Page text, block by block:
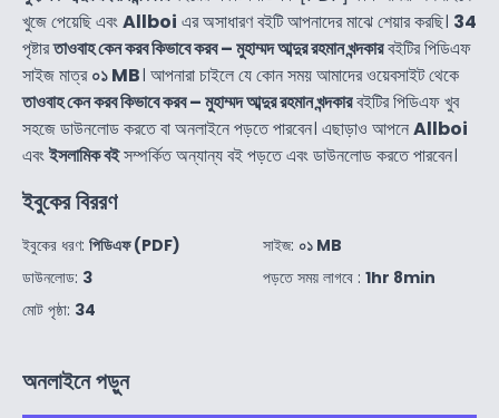
খুজে পেয়েছি এবংAllboi এর অসাধারণ বইটি আপনাদের মাঝে শেয়ার করছি। 34
পৃষ্টারতাওবাহ কেন করব কিভাবে করব – মুহাম্মদ আব্দুর রহমান খন্দকারবইটির পিডিএফ
সাইজ মাত্র০১ MB। আপনারা চাইলে যে কোন সময় আমাদের ওয়েবসাইট থেকে
তাওবাহ কেন করব কিভাবে করব – মুহাম্মদ আব্দুর রহমান খন্দকারবইটির পিডিএফ খুব
সহজে ডাউনলোড করতে বা অনলাইনে পড়তে পারবেন। এছাড়াও আপনেAllboi
এবংইসলামিক বইসম্পর্কিত অন্যান্য বই পড়তে এবং ডাউনলোড করতে পারবেন।
ইবুকের বিররণ
ইবুকের ধরণ: পিডিএফ (PDF)
ডাউনলোড: 3
মোট পৃষ্ঠা: 34
সাইজ: ০১ MB
পড়তে সময় লাগবে : 1hr 8min
অনলাইনে পড়ুন